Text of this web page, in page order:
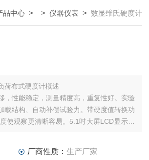
品中心 > > 仪器仪表 > 数显维氏硬度计
荷布式硬度计概述
，性能稳定，测量精度高，重复性好。实验
载结构、自动补偿试验力。带硬度值转换功
使观察更清晰容易。5.1吋大屏LCD显示，
厂商性质： 生产厂家